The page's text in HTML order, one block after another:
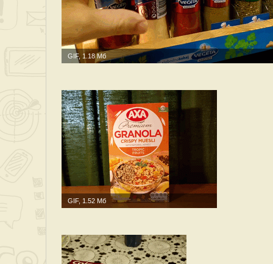
GIF, 1.18 Мб
GIF, 1.52 Мб